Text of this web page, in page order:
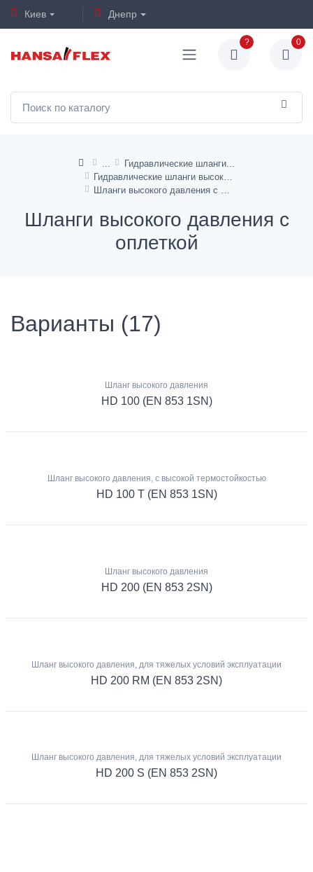
Киев Днепр
? 0
Гидравлические шланги
Шланги высокого давления с
оплеткой
Варианты (17)
Шланг высокого давления
HD 100 (EN 853 1SN)
Шланг высокого давления, с высокой термостойкостью
HD 100 T (EN 853 1SN)
Шланг высокого давления
HD 200 (EN 853 2SN)
Шланг высокого давления, для тяжелых условий эксплуатации
HD 200 RM (EN 853 2SN)
Шланг высокого давления, для тяжелых условий эксплуатации
HD 200 S (EN 853 2SN)